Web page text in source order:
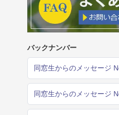
バックナンバー
同窓生からのメッセージ
同窓生からのメッセージ